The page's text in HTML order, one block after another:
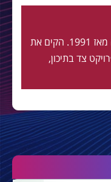
חי ונושם בלאוגרנה מאז 1991. הקים את
צד בתיכון,